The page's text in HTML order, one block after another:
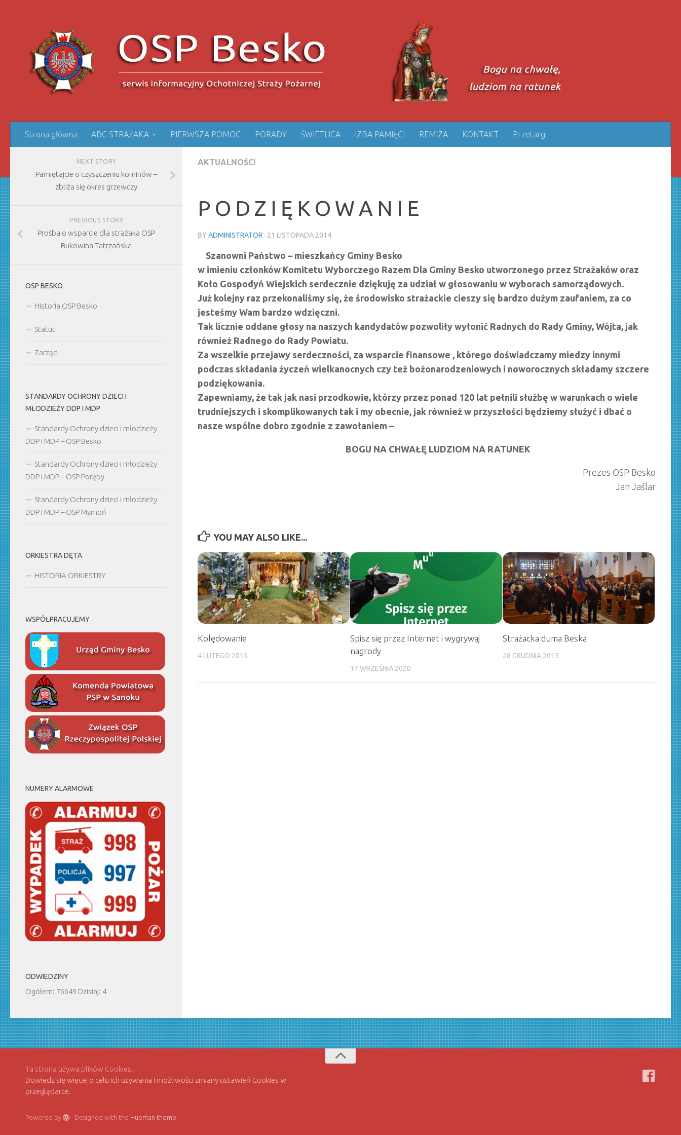
Strona główna ABC STRAŻAKA PIERWSZA POMOC PORADY ŚWIETLICA IZBA PAMIĘCI REMIZA KONTAKT Przetargi
AKTUALNOŚCI
P O D Z I Ę K O W A N I E
BY ADMINISTRATOR · 21 LISTOPADA 2014
Szanowni Państwo – mieszkańcy Gminy Besko
w imieniu członków Komitetu Wyborczego Razem Dla Gminy Besko utworzonego przez Strażaków oraz
Koło Gospodyń Wiejskich serdecznie dziękuję za udział w głosowaniu w wyborach samorządowych.
Już kolejny raz przekonaliśmy się, że środowisko strażackie cieszy się bardzo dużym zaufaniem, za co
jesteśmy Wam bardzo wdzięczni.
Tak licznie oddane głosy na naszych kandydatów pozwoliły wyłonić Radnych do Rady Gminy, Wójta, jak
również Radnego do Rady Powiatu.
Za wszelkie przejawy serdeczności, za wsparcie finansowe , którego doświadczamy miedzy innymi
podczas składania życzeń wielkanocnych czy też bożonarodzeniowych i noworocznych składamy szczere
podziękowania.
Zapewniamy, że tak jak nasi przodkowie, którzy przez ponad 120 lat pełnili służbę w warunkach o wiele
trudniejszych i skomplikowanych tak i my obecnie, jak również w przyszłości będziemy służyć i dbać o
nasze wspólne dobro zgodnie z zawołaniem –
BOGU NA CHWAŁĘ LUDZIOM NA RATUNEK
Prezes OSP Besko
Jan Jaślar
YOU MAY ALSO LIKE...
Kolędowanie
4 LUTEGO 2013
Spisz się przez Internet i wygrywaj
nagrody
17 WRZEŚNIA 2020
Strażacka duma Beska
28 GRUDNIA 2015
NEXT STORY
Pamiętajcie o czyszczeniu kominów –
zbliża się okres grzewczy
PREVIOUS STORY
Prośba o wsparcie dla strażaka OSP
Bukowina Tatrzańska
OSP BESKO
Historia OSP Besko
Statut
Zarząd
STANDARDY OCHRONY DZIECI I
MŁODZIEŻY DDP I MDP
Standardy Ochrony dzieci i młodzieży
DDP i MDP – OSP Besko
Standardy Ochrony dzieci i młodzieży
DDP i MDP – OSP Poręby
Standardy Ochrony dzieci i młodzieży
DDP i MDP – OSP Mymoń
ORKIESTRA DĘTA
HISTORIA ORKIESTRY
WSPÓŁPRACUJEMY
NUMERY ALARMOWE
ODWIEDZINY
Ogółem: 76649 Dzisiaj: 4
Ta strona używa plików Cookies.
Dowiedz się więcej o celu ich używania i możliwości zmiany ustawień Cookies w
przeglądarce.
Powered by - Designed with the Hueman theme